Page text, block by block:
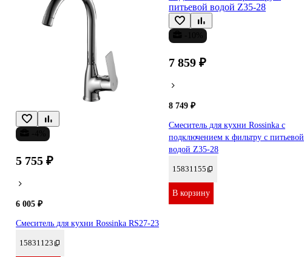
5 755 ₽
6 005 ₽
Смеситель для кухни Rossinka RS27-23
15831123
7 859 ₽
8 749 ₽
Смеситель для кухни Rossinka с
подключением к фильтру с питьевой
водой Z35-28
15831155
В корзину